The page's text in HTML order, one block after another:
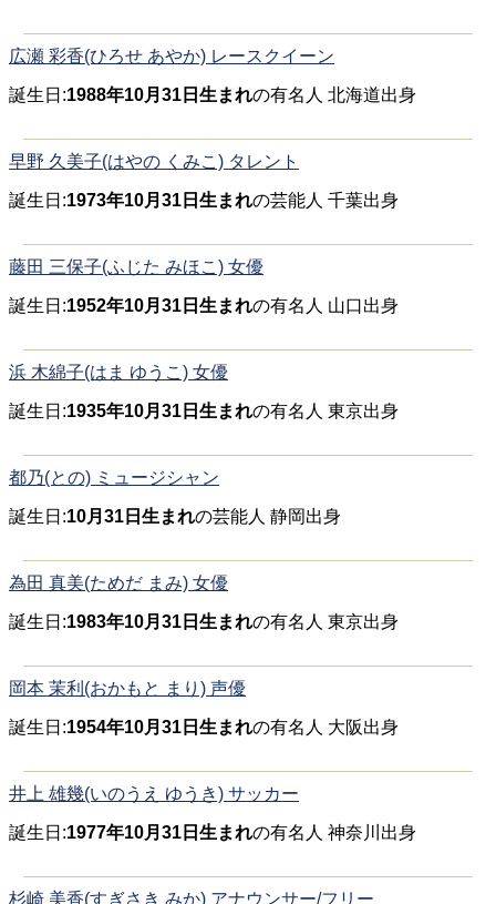
広瀬 彩香(ひろせ あやか) レースクイーン
誕生日:1988年10月31日生まれの有名人 北海道出身
早野 久美子(はやの くみこ) タレント
誕生日:1973年10月31日生まれの芸能人 千葉出身
藤田 三保子(ふじた みほこ) 女優
誕生日:1952年10月31日生まれの有名人 山口出身
浜 木綿子(はま ゆうこ) 女優
誕生日:1935年10月31日生まれの有名人 東京出身
都乃(との) ミュージシャン
誕生日:10月31日生まれの芸能人 静岡出身
為田 真美(ためだ まみ) 女優
誕生日:1983年10月31日生まれの有名人 東京出身
岡本 茉利(おかもと まり) 声優
誕生日:1954年10月31日生まれの有名人 大阪出身
井上 雄幾(いのうえ ゆうき) サッカー
誕生日:1977年10月31日生まれの有名人 神奈川出身
杉崎 美香(すぎさき みか) アナウンサー/フリー